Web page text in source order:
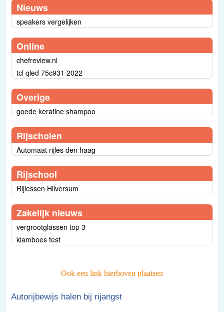
Nieuws
speakers vergelijken
Online
chefreview.nl
tcl qled 75c931 2022
Overige
goede keratine shampoo
Rijscholen
Automaat rijles den haag
Rijschool
Rijlessen Hilversum
Zakelijk nieuws
vergrootglassen top 3
klamboes test
Ook een link hierboven plaatsen
Autorijbewijs halen bij rijangst